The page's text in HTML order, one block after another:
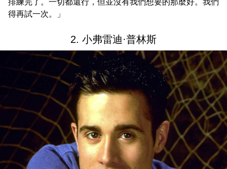
排練完了。一切都還行，但並沒有我們想要的那麼好。我們
得再試一次。」
2. 小弗雷迪·普林斯